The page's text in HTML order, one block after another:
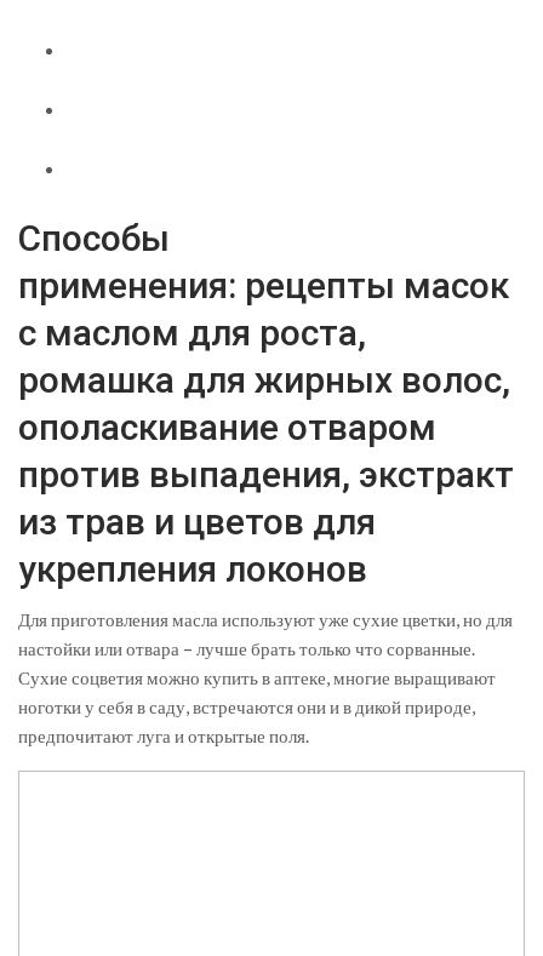
Способы
применения: рецепты масок
с маслом для роста,
ромашка для жирных волос,
ополаскивание отваром
против выпадения, экстракт
из трав и цветов для
укрепления локонов
Для приготовления масла используют уже сухие цветки, но для
настойки или отвара – лучше брать только что сорванные.
Сухие соцветия можно купить в аптеке, многие выращивают
ноготки у себя в саду, встречаются они и в дикой природе,
предпочитают луга и открытые поля.